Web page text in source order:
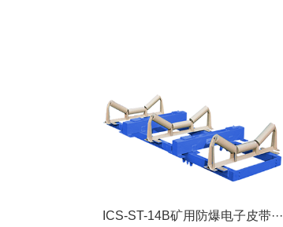
ICS-ST-14B矿用防爆电子皮带···